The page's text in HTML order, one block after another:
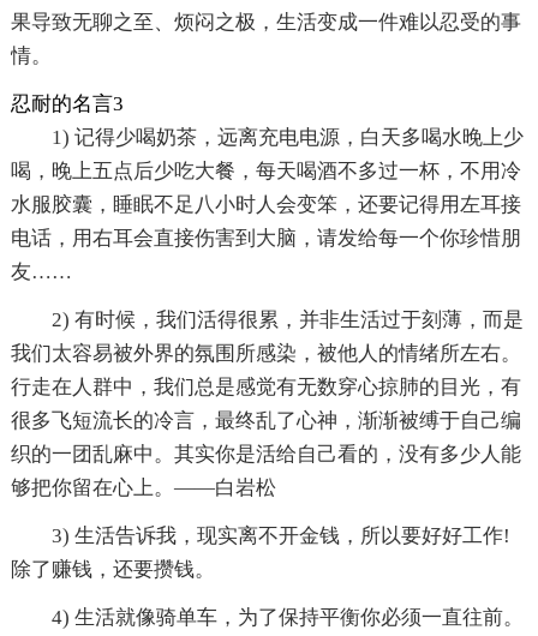
果导致无聊之至、烦闷之极，生活变成一件难以忍受的事
情。
忍耐的名言3
1) 记得少喝奶茶，远离充电电源，白天多喝水晚上少
喝，晚上五点后少吃大餐，每天喝酒不多过一杯，不用冷
水服胶囊，睡眠不足八小时人会变笨，还要记得用左耳接
电话，用右耳会直接伤害到大脑，请发给每一个你珍惜朋
友……
2) 有时候，我们活得很累，并非生活过于刻薄，而是
我们太容易被外界的氛围所感染，被他人的情绪所左右。
行走在人群中，我们总是感觉有无数穿心掠肺的目光，有
很多飞短流长的冷言，最终乱了心神，渐渐被缚于自己编
织的一团乱麻中。其实你是活给自己看的，没有多少人能
够把你留在心上。——白岩松
3) 生活告诉我，现实离不开金钱，所以要好好工作!
除了赚钱，还要攒钱。
4) 生活就像骑单车，为了保持平衡你必须一直往前。